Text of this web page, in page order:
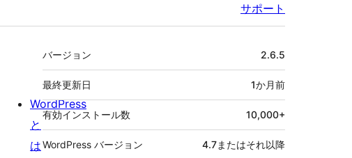
サポート
メ
タ
バージョン 2.6.5
最終更新日 1か月前
有効インストール数 10,000+
WordPress バージョン 4.7またはそれ以降
WordPress
と
は